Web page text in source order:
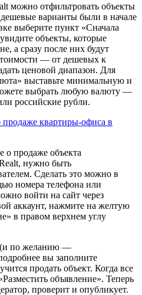
можно отфильтровать объекты
варианты были в начале
выберите пункт «Сначала
объекты, которые
а сразу после них будут
— от дешевых к
ценовой диапазон. Для
выставьте минимальную и
выбрать любую валюту —
российские рубли.
продаже квартиры-офиса в
о продаже объекта
нужно быть
Сделать это можно в
номера телефона или
войти на сайт через
аккаунт, нажмите на желтую
в правом верхнем углу
(и по желанию —
вы заполните
продать объект. Когда все
объявление». Теперь
проверит и опубликует.